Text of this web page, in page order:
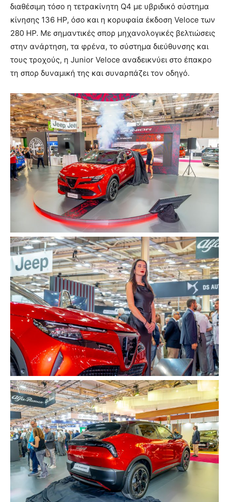
διαθέσιμη τόσο η τετρακίνητη Q4 με υβριδικό σύστημα
κίνησης 136 HP, όσο και η κορυφαία έκδοση Veloce των
280 HP. Με σημαντικές σπορ μηχανολογικές βελτιώσεις
στην ανάρτηση, τα φρένα, το σύστημα διεύθυνσης και
τους τροχούς, η Junior Veloce αναδεικνύει στο έπακρο
τη σπορ δυναμική της και συναρπάζει τον οδηγό.